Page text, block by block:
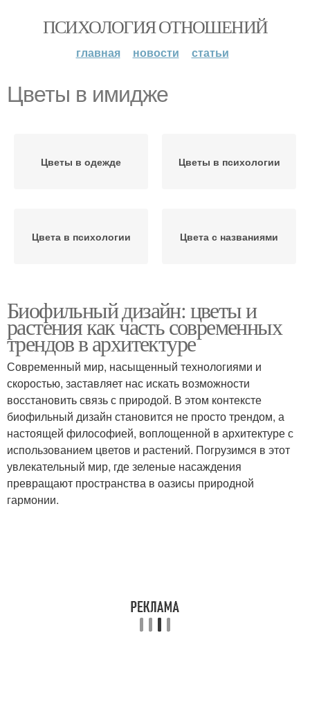
ПСИХОЛОГИЯ ОТНОШЕНИЙ
главная новости статьи
Цветы в имидже
Цветы в одежде Цветы в психологии
Цвета в психологии Цвета с названиями
Биофильный дизайн: цветы и
растения как часть современных
трендов в архитектуре
Современный мир, насыщенный технологиями и
скоростью, заставляет нас искать возможности
восстановить связь с природой. В этом контексте
биофильный дизайн становится не просто трендом, а
настоящей философией, воплощенной в архитектуре с
использованием цветов и растений. Погрузимся в этот
увлекательный мир, где зеленые насаждения
превращают пространства в оазисы природной
гармонии.